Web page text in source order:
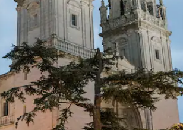
et vers le bas pour les parcourir ou en